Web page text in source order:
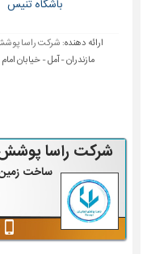
باشگاه تنیس
ارائه دهنده: شرکت راسا پوشش
مازندران - آمل - خیابان
شرکت راسا پوشش
ساخت